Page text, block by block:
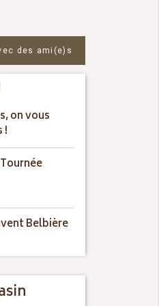
des ami(e)s
on vous
!
Belbière